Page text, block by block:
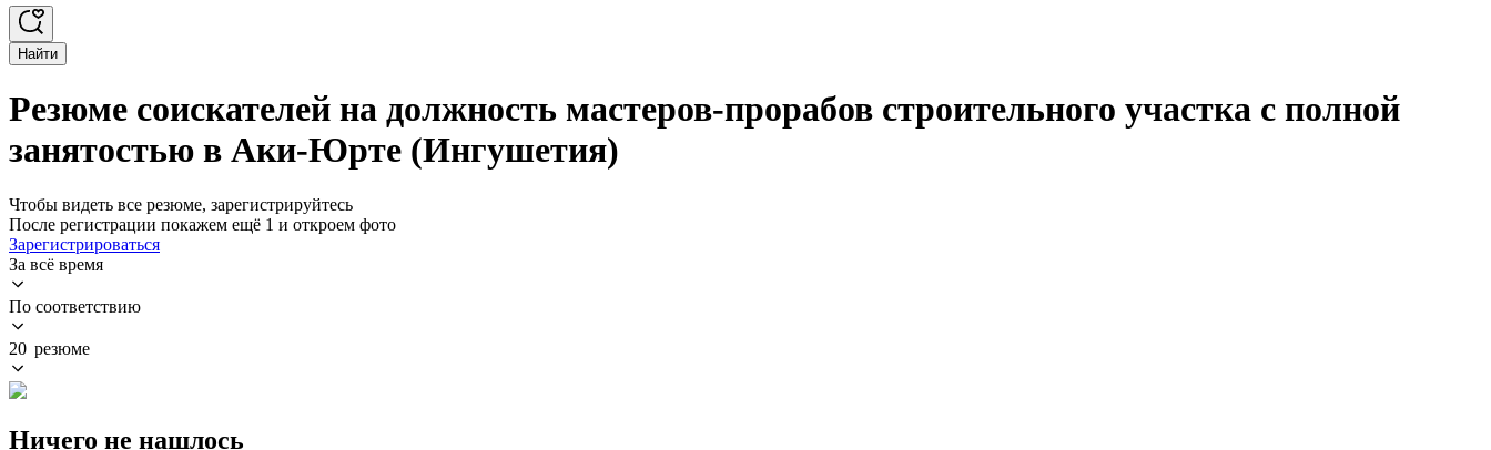
Найти
Резюме соискателей на должность мастеров-прорабов строительного участка с полной
занятостью в Аки-Юрте (Ингушетия)
Чтобы видеть все резюме, зарегистрируйтесь
После регистрации покажем ещё 1 и откроем фото
Зарегистрироваться
За всё время
По соответствию
20 резюме
Ничего не нашлось